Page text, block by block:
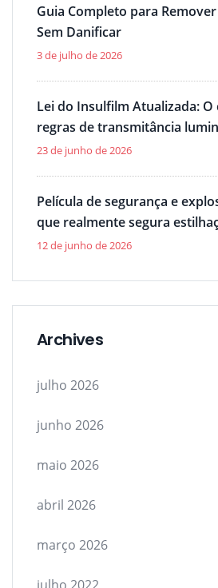
Guia Completo para
Sem Danificar
3 de julho de 2026
Lei do Insulfilm Atualizada:
regras de transmitância
23 de junho de 2026
Película de segurança e
que realmente segura
12 de junho de 2026
Archives
julho 2026
junho 2026
maio 2026
abril 2026
março 2026